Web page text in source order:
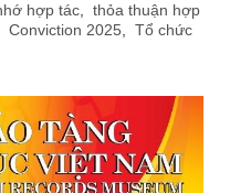
hợp tác, thỏa thuận hợp
Conviction 2025, Tổ chức